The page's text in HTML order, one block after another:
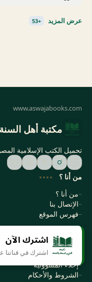
اشترك الآن
اشترك في قناتنا
مكتبة أهل
تحميل الكتب الإسلامية
من أنا ؟
من أنا ؟
الإتصال بنا
فهرس الموقع
سياسة الخصوصية
سياسة الخصوصية
إخلاء المسؤولية
الشروط والأحكام